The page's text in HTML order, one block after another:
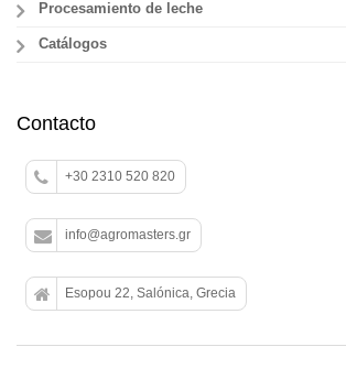
Procesamiento de leche
Catálogos
Contacto
+30 2310 520 820
info@agromasters.gr
Esopou 22, Salónica, Grecia